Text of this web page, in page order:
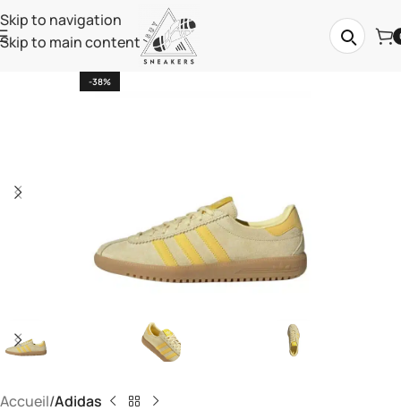
Skip to navigation
Skip to main content
-38%
Accueil Adidas